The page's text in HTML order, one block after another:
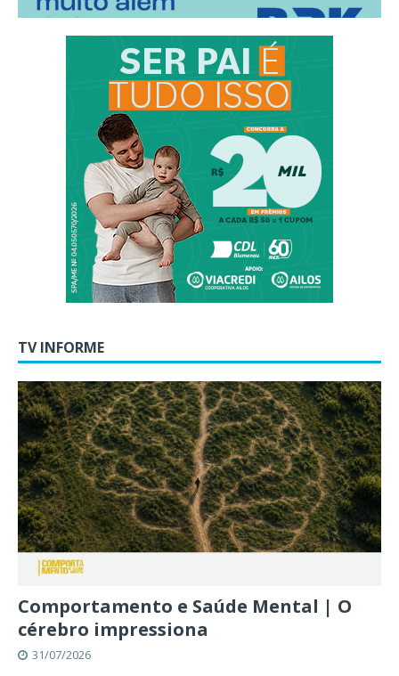
TV INFORME
Comportamento e Saúde Mental | O
cérebro impressiona
31/07/2026